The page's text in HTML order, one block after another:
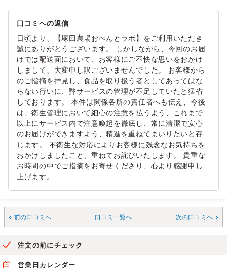
口コミへの返信
日頃より、【塚田農場おべんとラボ】をご利用いただき
誠にありがとうございます。 しかしながら、今回のお届
けでは配送面において、お客様にご不快な思いをおかけ
しまして、大変申し訳ございませんでした。 お客様から
のご指摘を拝見し、食品を取り扱う者としてあってはな
らない行いに、弊サービスの管理が不足していたと猛省
しております。 本件は関係各所の責任者へも伝え、今後
は、衛生管理において細心の注意を払うよう、これまで
以上にサービス内で注意喚起を徹底し、常に清潔で安心
のお届けができますよう、精進を重ねてまいりたいと存
じます。 不衛生な対応によりお客様に残念なお気持ちを
おかけしましたこと、重ねてお詫びいたします。 貴重な
お時間の中でご指摘をお寄せくださり、心より感謝申し
上げます。
前の口コミへ 口コミ一覧へ 次の口コミへ
注文の前にチェック
営業日カレンダー